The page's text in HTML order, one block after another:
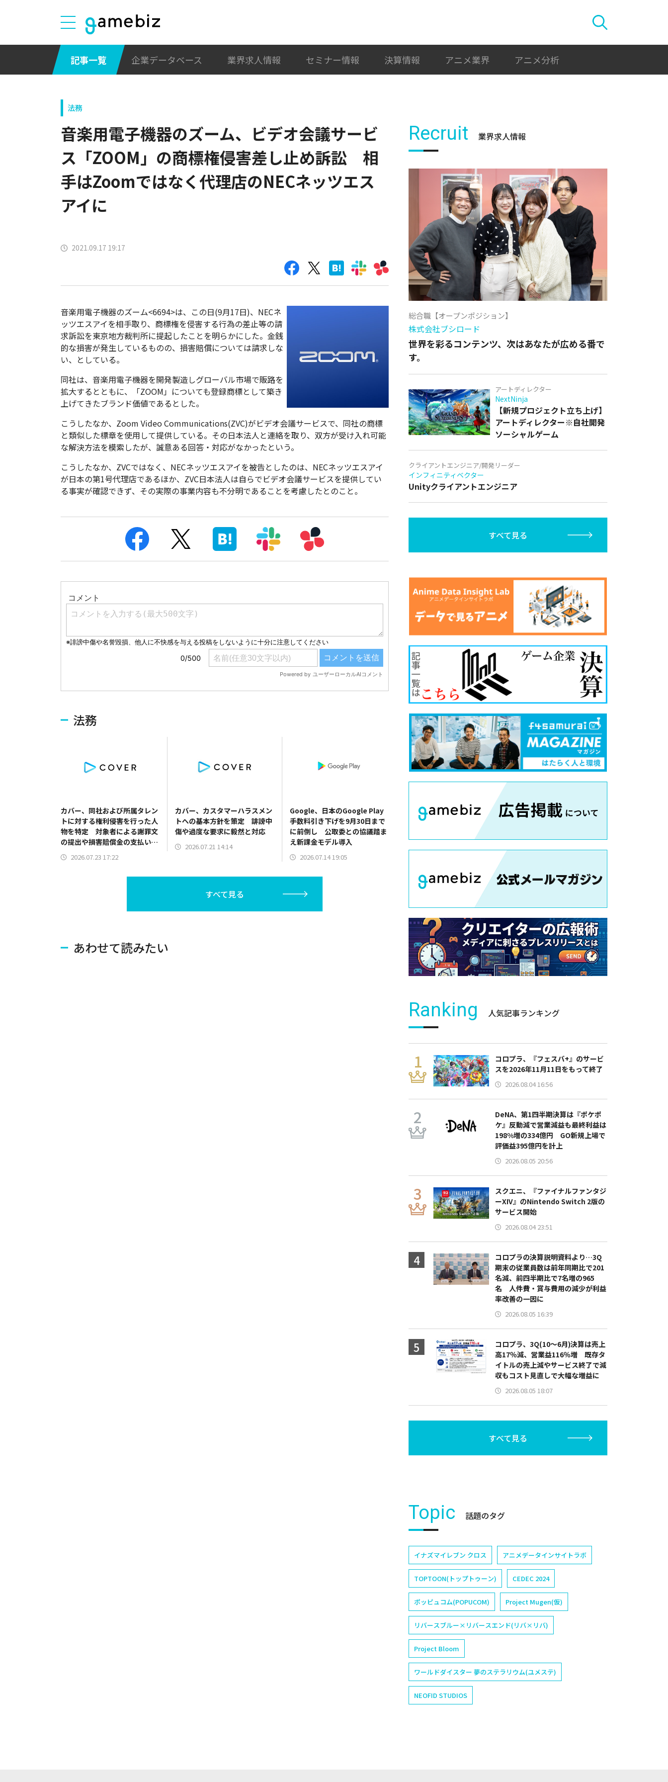
記事一覧 企業データベース 業界求人情報 セミナー情報 決算情報 アニメ業界 アニメ分析
法務
音楽用電子機器のズーム、ビデオ会議サービ
ス「ZOOM」の商標権侵害差し止め訴訟 相
手はZoomではなく代理店のNECネッツエス
アイに
2021.09.17 19:17
音楽用電子機器のズーム<6694>は、この日(9月17日)、NECネ
ッツエスアイを相手取り、商標権を侵害する行為の差止等の請
求訴訟を東京地方裁判所に提起したことを明らかにした。金銭
的な損害が発生しているものの、損害賠償については請求しな
い、としている。
同社は、音楽用電子機器を開発製造しグローバル市場で販路を
拡大するとともに、「ZOOM」についても登録商標として築き
上げてきたブランド価値であるとした。
こうしたなか、Zoom Video Communications(ZVC)がビデオ会議サービスで、同社の商標
と類似した標章を使用して提供している。その日本法人と連絡を取り、双方が受け入れ可能
な解決方法を模索したが、誠意ある回答・対応がなかったという。
こうしたなか、ZVCではなく、NECネッツエスアイを被告としたのは、NECネッツエスアイ
が日本の第1号代理店であるほか、ZVC日本法人は自らでビデオ会議サービスを提供してい
る事実が確認できず、その実際の事業内容も不分明であることを考慮したとのこと。
法務
カバー、同社および所属タレン
トに対する権利侵害を行った人
物を特定 対象者による謝罪文
の提出や損害賠償金の支払いを
含む示談が成立
2026.07.23 17:22
カバー、カスタマーハラスメン
トへの基本方針を策定 誹謗中
傷や過度な要求に毅然と対応
2026.07.21 14:14
Google、日本のGoogle Play
手数料引き下げを9月30日まで
に前倒し 公取委との協議踏ま
え新課金モデル導入
2026.07.14 19:05
すべて見る
あわせて読みたい
Recruit 業界求人情報
総合職【オープンポジション】
株式会社ブシロード
世界を彩るコンテンツ、次はあなたが広める番で
す。
アートディレクター
NextNinja
【新規プロジェクト立ち上げ】
アートディレクター※自社開発
ソーシャルゲーム
クライアントエンジニア/開発リーダー
インフィニティベクター
Unityクライアントエンジニア
すべて見る
Ranking 人気記事ランキング
コロプラ、『フェスバ+』のサービ
スを2026年11月11日をもって終了
2026.08.04 16:56
DeNA、第1四半期決算は『ポケポ
ケ』反動減で営業減益も最終利益は
198%増の334億円 GO新規上場で
評価益395億円を計上
2026.08.05 20:56
スクエニ、『ファイナルファンタジ
ーXIV』のNintendo Switch 2版の
サービス開始
2026.08.04 23:51
コロプラの決算説明資料より…3Q
期末の従業員数は前年同期比で201
名減、前四半期比で7名増の965
名 人件費・賞与費用の減少が利益
率改善の一因に
2026.08.05 16:39
コロプラ、3Q(10～6月)決算は売上
高17％減、営業益116％増 既存タ
イトルの売上減やサービス終了で減
収もコスト見直しで大幅な増益に
2026.08.05 18:07
すべて見る
Topic 話題のタグ
イナズマイレブン クロス アニメデータインサイトラボ
TOPTOON(トップトゥーン) CEDEC 2024
ポッピュコム(POPUCOM) Project Mugen(仮)
リバースブルー×リバースエンド(リバ×リバ)
Project Bloom
ワールドダイスター 夢のステラリウム(ユメステ)
NEOFID STUDIOS